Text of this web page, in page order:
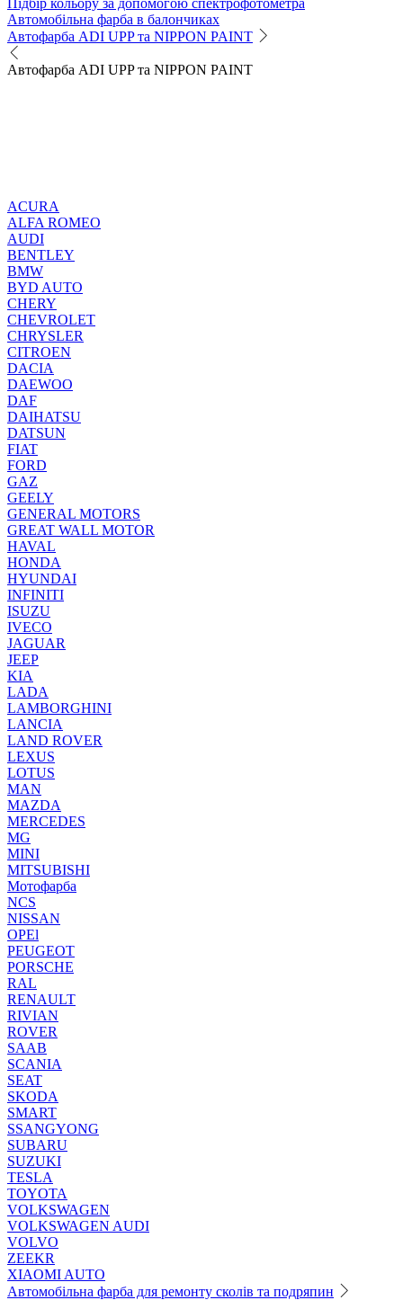
Автомобільна фарба в балончиках
Автофарба ADI UPP та NIPPON PAINT
Автофарба ADI UPP та NIPPON PAINT
ACURA
ALFA ROMEO
AUDI
BENTLEY
BMW
BYD AUTO
CHERY
CHEVROLET
CHRYSLER
CITROEN
DACIA
DAEWOO
DAF
DAIHATSU
DATSUN
FIAT
FORD
GAZ
GEELY
GENERAL MOTORS
GREAT WALL MOTOR
HAVAL
HONDA
HYUNDAI
INFINITI
ISUZU
IVECO
JAGUAR
JEEP
KIA
LADA
LAMBORGHINI
LANCIA
LAND ROVER
LEXUS
LOTUS
MAN
MAZDA
MERCEDES
MG
MINI
MITSUBISHI
Мотофарба
NCS
NISSAN
OPEl
PEUGEOT
PORSCHE
RAL
RENAULT
RIVIAN
ROVER
SAAB
SCANIA
SEAT
SKODA
SMART
SSANGYONG
SUBARU
SUZUKI
TESLA
TOYOTA
VOLKSWAGEN
VOLKSWAGEN AUDI
VOLVO
ZEEKR
XIAOMI AUTO
Автомобільна фарба для ремонту сколів та подряпин